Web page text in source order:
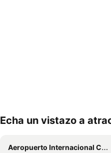
Echa un vistazo a
Aeropuerto Internacional Comodoro Arturo Merino Benítez